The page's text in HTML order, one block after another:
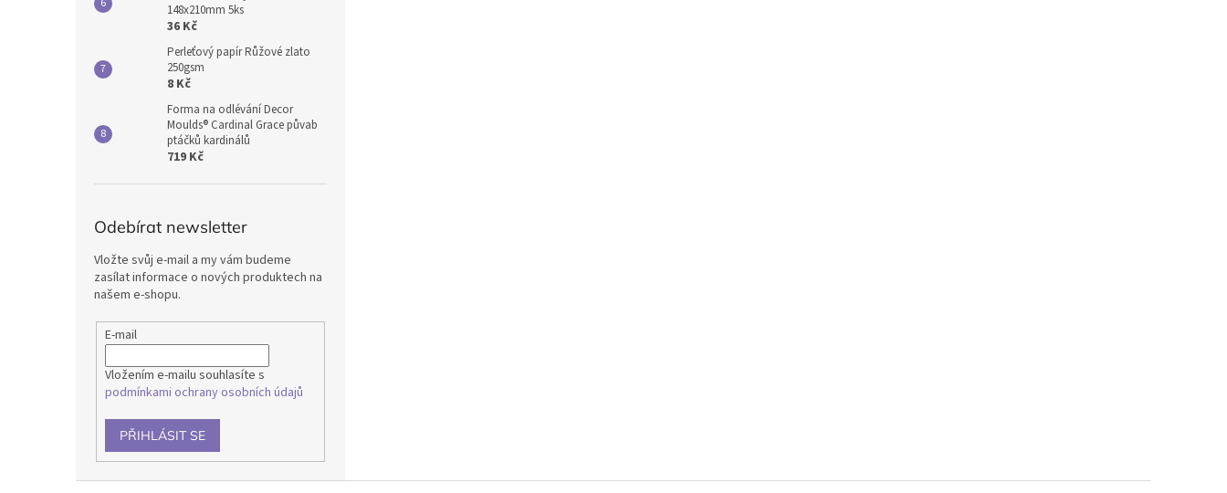
148x210mm 5ks
36 Kč
Perleťový papír Růžové zlato
250gsm
8 Kč
Forma na odlévání Decor
Moulds® Cardinal Grace půvab
ptáčků kardinálů
719 Kč
Odebírat newsletter
Vložte svůj e-mail a my vám budeme
zasílat informace o nových produktech na
našem e-shopu.
E-mail
Vložením e-mailu souhlasíte s
podmínkami ochrany osobních údajů
PŘIHLÁSIT SE